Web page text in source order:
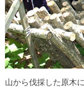
山から伐採した原木